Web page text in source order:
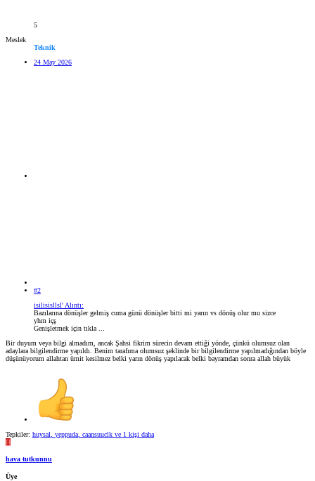
5
Meslek
Teknik
24 May 2026
#2
isilisisllsl' Alıntı:
Bazılarına dönüşler gelmiş cuma günü dönüşler bitti mi yarın vs dönüş olur mu sizce
yhm içş
Genişletmek için tıkla ...
Bir duyum veya bilgi almadım, ancak Şahsi fikrim sürecin devam ettiği yönde, çünkü olumsuz olan
adaylara bilgilendirme yapıldı. Benim tarafıma olumsuz şeklinde bir bilgilendirme yapılmadığından böyle
düşünüyorum allahtan ümit kesilmez belki yarın dönüş yapılacak belki bayramdan sonra allah büyük
Tepkiler: huysal yeppuda caansuuclk ve 1 kişi daha
H
hava tutkunnu
Üye